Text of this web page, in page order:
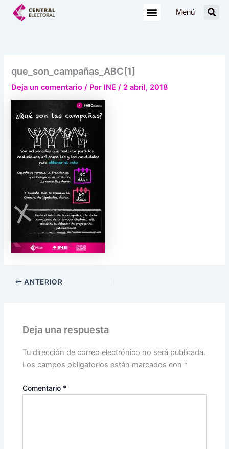
Menú
que_son_campañas_ABC[1]
Deja un comentario / Por INE/ 2 abril, 2018
ANTERIOR
Deja una respuesta
Tu dirección de correo electrónico no será publicada.
Los campos obligatorios están marcados con *
Comentario *